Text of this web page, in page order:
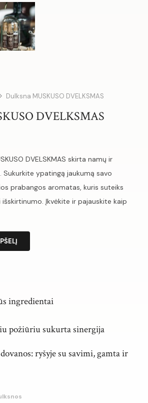
Dulksna MUSKUSO DVELKSMAS
DVELKSMAS
DVELSKMAS skirta namų ir
Sukurkite ypatingą jaukumą savo
prabangos aromatas, kuris suteiks
Įkvėkite ir pajauskite kaip
ingredientai
požiūriu sukurta sinergija
ryšyje su savimi, gamta ir